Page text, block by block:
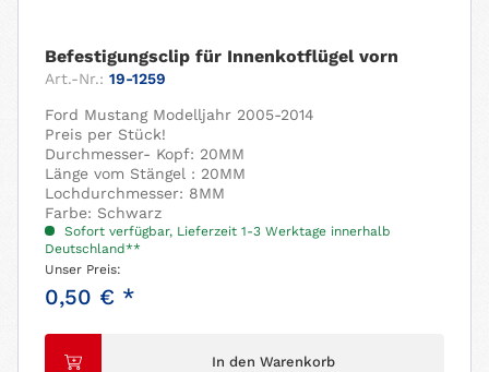
Befestigungsclip für Innenkotflügel vorn
Art.-Nr.: 19-1259
Ford Mustang Modelljahr 2005-2014
Preis per Stück!
Durchmesser- Kopf: 20MM
Länge vom Stängel : 20MM
Lochdurchmesser: 8MM
Farbe: Schwarz
Sofort verfügbar, Lieferzeit 1-3 Werktage innerhalb
Deutschland**
Unser Preis:
0,50 € *
In den Warenkorb